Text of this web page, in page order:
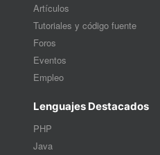
Artículos
Tutoriales y código fuente
Foros
Eventos
Empleo
Lenguajes Destacados
PHP
Java